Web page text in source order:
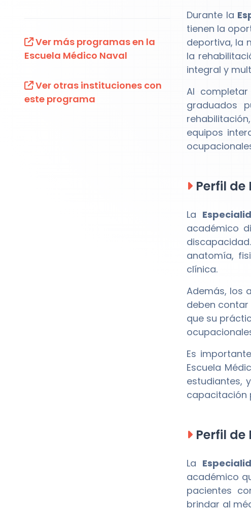
Ver más programas en la
Escuela Médico Naval
Ver otras instituciones con
este programa
Durante la
tienen la
deportiva, la
la
integral y
Al
graduados
equipos
Perfil de
La
académico
anatomía,
clínica.
Además, los
deben
que su
Es
Escuela
estudiantes,
capacitación
Perfil de
La
académico
pacientes
brindar al